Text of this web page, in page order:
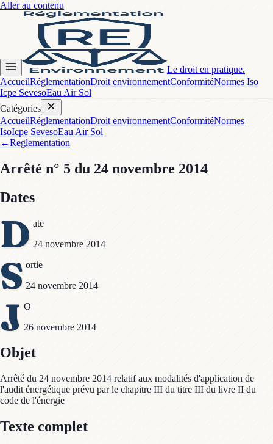
Aller au contenu
Le droit en pratique.
AccueilRéglementationDroit environnementConformitéNormes Iso
Icpe SevesoEau Air Sol
Catégories
AccueilRéglementationDroit environnementConformitéNormes
IsoIcpe SevesoEau Air Sol
←Reglementation
Arrêté n° 5 du 24 novembre 2014
Dates
D ate
24 novembre 2014
S ortie
24 novembre 2014
J O
26 novembre 2014
Objet
Arrêté du 24 novembre 2014 relatif aux modalités d'application de
l'audit énergétique prévu par le chapitre III du titre III du livre II du
code de l'énergie
Texte complet